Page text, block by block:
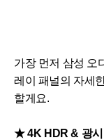
가장 먼저 삼성 오
레이 패널의 자세
할게요.
★ 4K HDR & 광시